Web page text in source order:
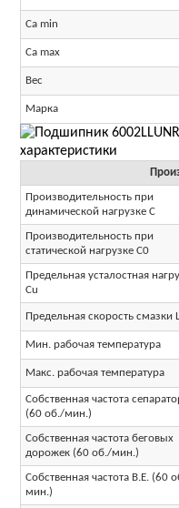
Ca min
Ca max
Вес
Марка
Производительность при
динамической нагрузке C
Производительность при
статической нагрузке C0
Предельная усталостная
Cu
Предельная скорость смазки
Мин. рабочая температура
Макс. рабочая температура
Собственная частота
(60 об./мин.)
Собственная частота беговых
дорожек (60 об./мин.)
Собственная частота B.E. (60
мин.)